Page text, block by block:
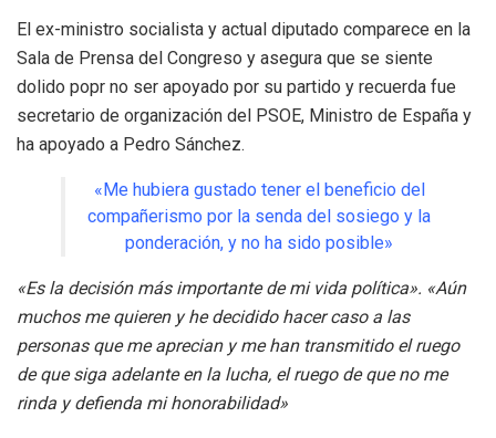
El ex-ministro socialista y actual diputado comparece en la
Sala de Prensa del Congreso y asegura que se siente
dolido popr no ser apoyado por su partido y recuerda fue
secretario de organización del PSOE, Ministro de España y
ha apoyado a Pedro Sánchez.
«Me hubiera gustado tener el beneficio del
compañerismo por la senda del sosiego y la
ponderación, y no ha sido posible»
«Es la decisión más importante de mi vida política». «Aún
muchos me quieren y he decidido hacer caso a las
personas que me aprecian y me han transmitido el ruego
de que siga adelante en la lucha, el ruego de que no me
rinda y defienda mi honorabilidad»